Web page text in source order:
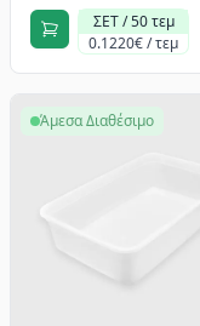
ΣΕΤ / 50 τεμ
0.1220€ / τεμ
Άμεσα Διαθέσιμο